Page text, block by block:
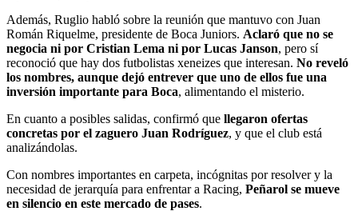
Además, Ruglio habló sobre la reunión que mantuvo con Juan
Román Riquelme, presidente de Boca Juniors. Aclaró que no se
negocia ni por Cristian Lema ni por Lucas Janson, pero sí
reconoció que hay dos futbolistas xeneizes que interesan. No reveló
los nombres, aunque dejó entrever que uno de ellos fue una
inversión importante para Boca, alimentando el misterio.
En cuanto a posibles salidas, confirmó que llegaron ofertas
concretas por el zaguero Juan Rodríguez, y que el club está
analizándolas.
Con nombres importantes en carpeta, incógnitas por resolver y la
necesidad de jerarquía para enfrentar a Racing, Peñarol se mueve
en silencio en este mercado de pases.